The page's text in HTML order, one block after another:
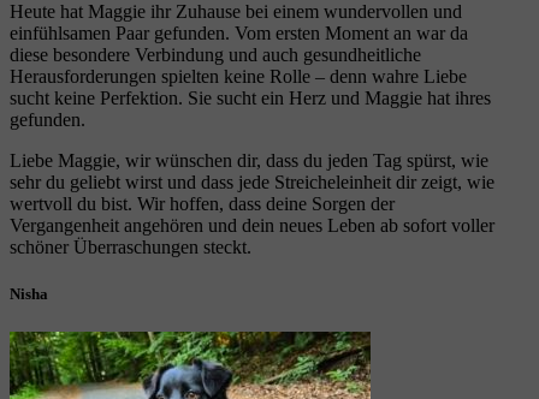
Heute hat Maggie ihr Zuhause bei einem wundervollen und
einfühlsamen Paar gefunden. Vom ersten Moment an war da
diese besondere Verbindung und auch gesundheitliche
Herausforderungen spielten keine Rolle – denn wahre Liebe
sucht keine Perfektion. Sie sucht ein Herz und Maggie hat ihres
gefunden.
Liebe Maggie, wir wünschen dir, dass du jeden Tag spürst, wie
sehr du geliebt wirst und dass jede Streicheleinheit dir zeigt, wie
wertvoll du bist. Wir hoffen, dass deine Sorgen der
Vergangenheit angehören und dein neues Leben ab sofort voller
schöner Überraschungen steckt.
Nisha